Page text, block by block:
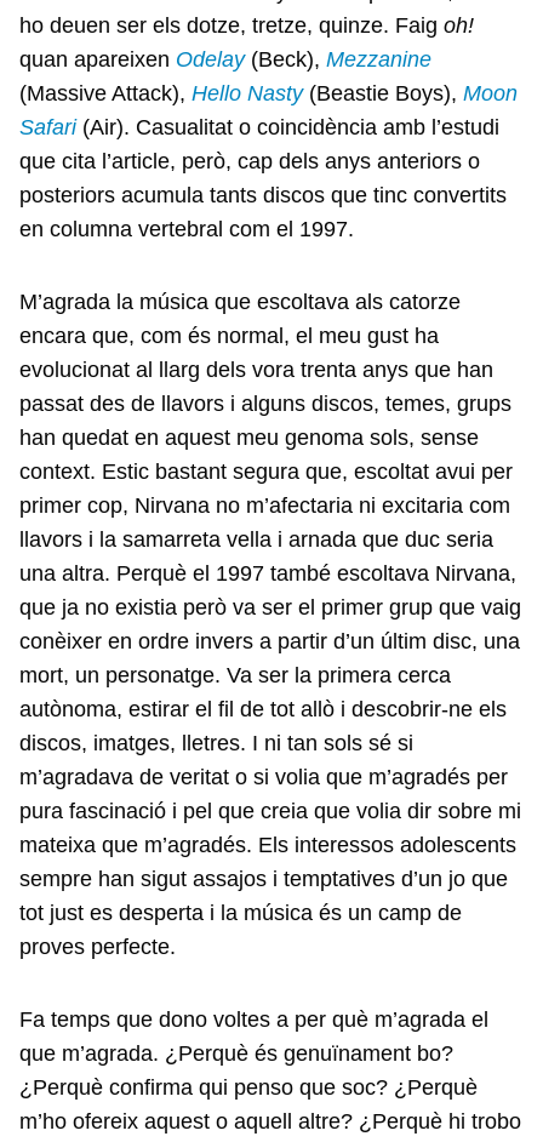
ho deuen ser els dotze, tretze, quinze. Faig oh!
quan apareixen Odelay(Beck), Mezzanine
(Massive Attack), Hello Nasty(Beastie Boys), Moon
Safari(Air). Casualitat o coincidència amb l’estudi
que cita l’article, però, cap dels anys anteriors o
posteriors acumula tants discos que tinc convertits
en columna vertebral com el 1997.
M’agrada la música que escoltava als catorze
encara que, com és normal, el meu gust ha
evolucionat al llarg dels vora trenta anys que han
passat des de llavors i alguns discos, temes, grups
han quedat en aquest meu genoma sols, sense
context. Estic bastant segura que, escoltat avui per
primer cop, Nirvana no m’afectaria ni excitaria com
llavors i la samarreta vella i arnada que duc seria
una altra. Perquè el 1997 també escoltava Nirvana,
que ja no existia però va ser el primer grup que vaig
conèixer en ordre invers a partir d’un últim disc, una
mort, un personatge. Va ser la primera cerca
autònoma, estirar el fil de tot allò i descobrir-ne els
discos, imatges, lletres. I ni tan sols sé si
m’agradava de veritat o si volia que m’agradés per
pura fascinació i pel que creia que volia dir sobre mi
mateixa que m’agradés. Els interessos adolescents
sempre han sigut assajos i temptatives d’un jo que
tot just es desperta i la música és un camp de
proves perfecte.
Fa temps que dono voltes a per què m’agrada el
que m’agrada. ¿Perquè és genuïnament bo?
¿Perquè confirma qui penso que soc? ¿Perquè
m’ho ofereix aquest o aquell altre? ¿Perquè hi trobo